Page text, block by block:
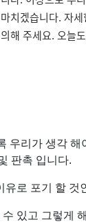
치겠습니다. 자
해 주세요. 오늘
우리가 생각 해
판촉 입니다.
유로 포기 할 것
있고 그렇게